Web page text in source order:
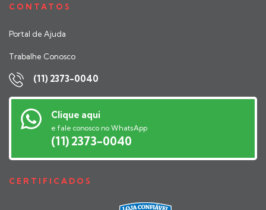
CONTATOS
Portal de Ajuda
Trabalhe Conosco
(11) 2373-0040
Clique aqui
e fale conosco no WhatsApp
(11) 2373-0040
CERTIFICADOS